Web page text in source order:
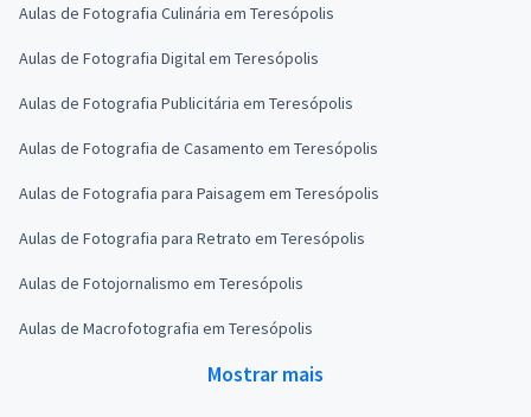
Aulas de Fotografia Culinária em Teresópolis
Aulas de Fotografia Digital em Teresópolis
Aulas de Fotografia Publicitária em Teresópolis
Aulas de Fotografia de Casamento em Teresópolis
Aulas de Fotografia para Paisagem em Teresópolis
Aulas de Fotografia para Retrato em Teresópolis
Aulas de Fotojornalismo em Teresópolis
Aulas de Macrofotografia em Teresópolis
Mostrar mais